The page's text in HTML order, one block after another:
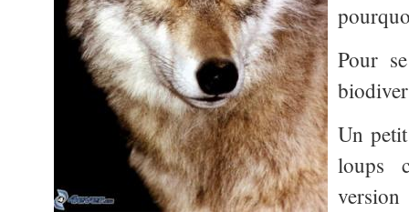
Pour
Un
loups